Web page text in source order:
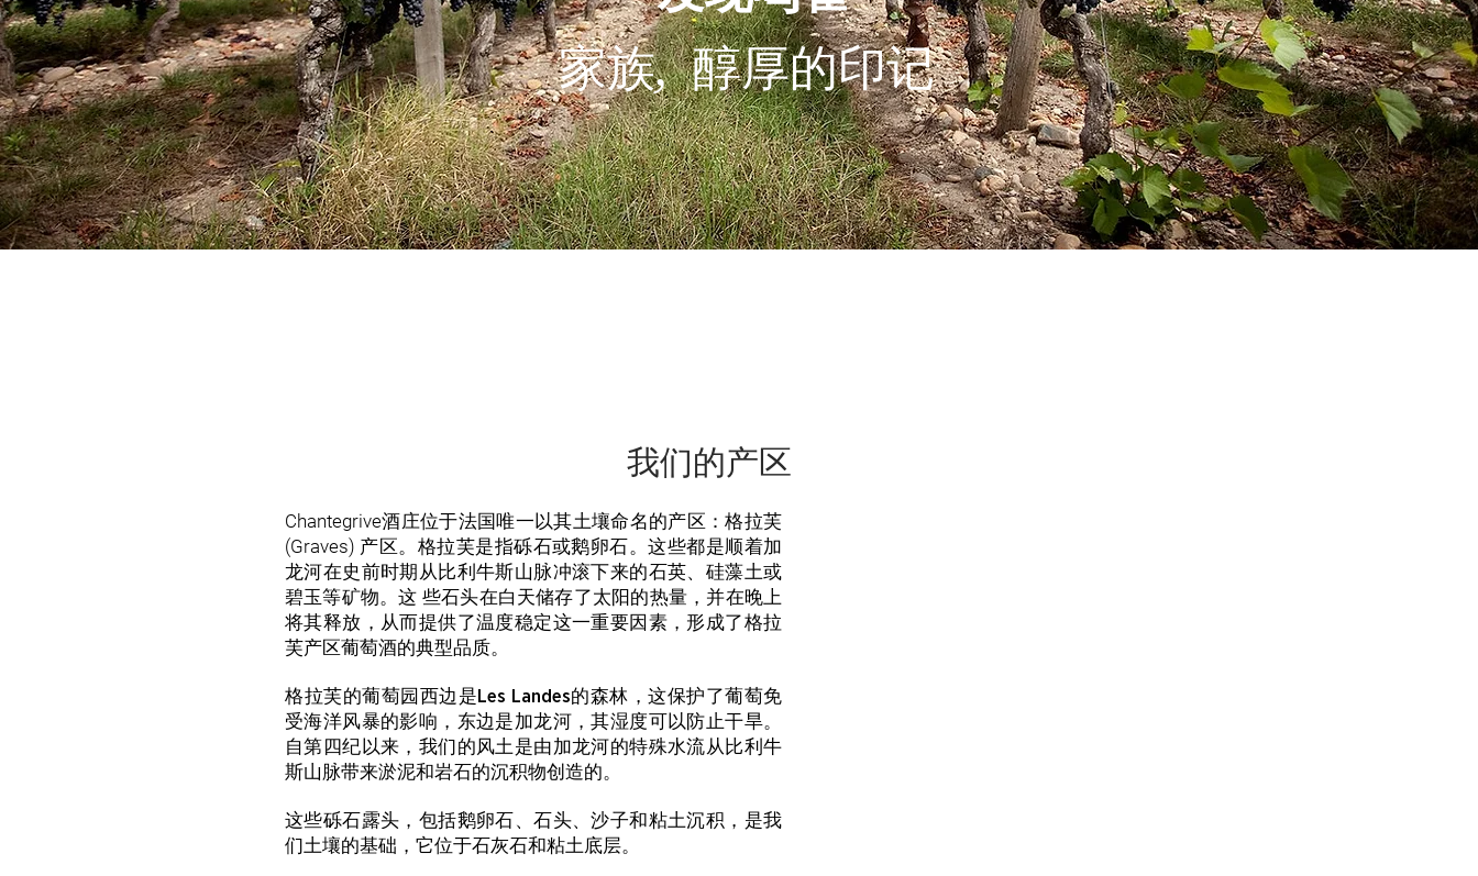
家族, 醇厚的印记
我们的产区
Chantegrive酒庄位于法国唯一以其土壤命名的产区：格拉芙
(Graves) 产区。格拉芙是指砾石或鹅卵石。这些都是顺着加
龙河在史前时期从比利牛斯山脉冲滚下来的石英、硅藻土或
碧玉等矿物。这 些石头在白天储存了太阳的热量，并在晚上
将其释放，从而提供了温度稳定这一重要因素，形成了格拉
芙产区葡萄酒的典型品质。
格拉芙的葡萄园西边是Les Landes的森林，这保护了葡萄免
受海洋风暴的影响，东边是加龙河，其湿度可以防止干旱。
自第四纪以来，我们的风土是由加龙河的特殊水流从比利牛
斯山脉带来淤泥和岩石的沉积物创造的。
这些砾石露头，包括鹅卵石、石头、沙子和粘土沉积，是我
们土壤的基础，它位于石灰石和粘土底层。